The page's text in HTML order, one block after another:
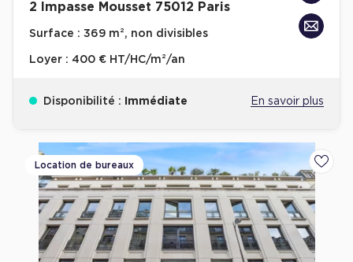
2 Impasse Mousset 75012 Paris
Surface : 369 m², non divisibles
Loyer : 400 € HT/HC/m²/an
Disponibilité : Immédiate En savoir plus
Location de bureaux